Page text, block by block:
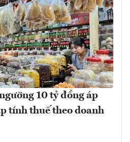
10 tỷ đồng áp
tính thuế theo doanh